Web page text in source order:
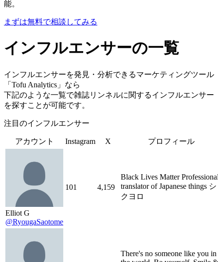
能。
まずは無料で相談してみる
インフルエンサーの一覧
インフルエンサーを発見・分析できるマーケティングツール
「Tofu Analytics」なら
下記のような一覧で雑誌リンネルに関するインフルエンサー
を探すことが可能です。
注目のインフルエンサー
アカウント Instagram X プロフィール
Elliot G
@RyougaSaotome
101 4,159
Black Lives Matter
translator of Japanese things シ
クヨロ
There's no someone like you in